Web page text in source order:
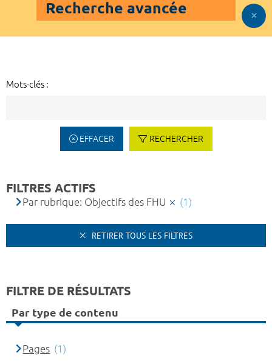
Recherche avancée
Mots-clés :
EFFACER RECHERCHER
FILTRES ACTIFS
Par rubrique: Objectifs des FHU (1)
RETIRER TOUS LES FILTRES
FILTRE DE RÉSULTATS
Par type de contenu
Pages (1)